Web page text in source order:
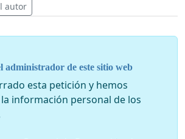
autor
administrador de este sitio web
esta petición y hemos
información personal de los